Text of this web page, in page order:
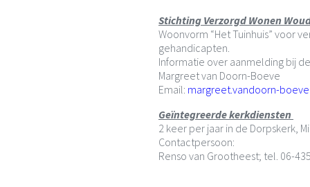
Stichting Verzorgd Wonen
Woonvorm “Het Tuinhuis” voor
gehandicapten.
Informatie over aanmelding bij
Margreet van Doorn-Boeve
Email: margreet.vandoorn-
Geïntegreerde kerkdiensten
2 keer per jaar in de Dorpskerk,
Contactpersoon:
Renso van Grootheest; tel. 06-